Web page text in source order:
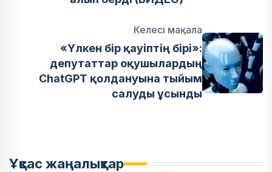
Келесі мақала
«Үлкен бір қауіптің бірі»:
депутаттар оқушылардың
ChatGPT қолдануына тыйым
салуды ұсынды
Ұқсас жаңалықтар